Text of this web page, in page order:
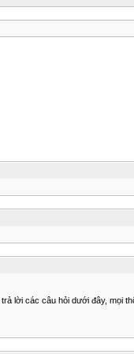
lời các câu hỏi dưới đây, mọi